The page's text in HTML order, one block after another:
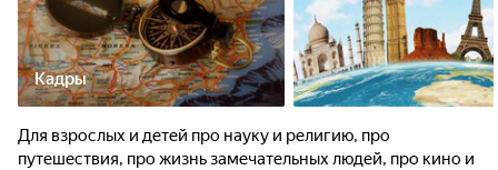
Кадры
Для взрослых и детей про науку и религию, про
путешествия, про жизнь замечательных людей, про кино и